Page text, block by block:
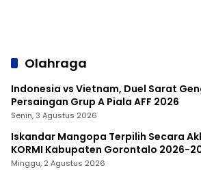
Olahraga
Indonesia vs Vietnam, Duel Sarat
Persaingan Grup A Piala AFF 2026
Senin, 3 Agustus 2026
Iskandar Mangopa Terpilih Secara
KORMI Kabupaten Gorontalo 2026-
Minggu, 2 Agustus 2026